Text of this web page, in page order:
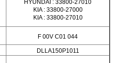
HYUNDAI : 33800-27010
KIA : 33800-27000
KIA : 33800-27010
F 00V C01 044
DLLA150P1011